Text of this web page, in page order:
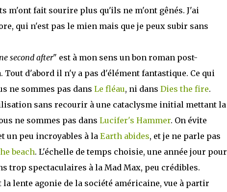
m'ont fait sourire plus qu'ils ne m'ont gênés. J'ai
qui n'est pas le mien mais que je peux subir sans
second after" est à mon sens un bon roman post-
d'abord il n'y a pas d'élément fantastique. Ce qui
ne sommes pas dans Le fléau, ni dans Dies the fire.
sans recourir à une cataclysme initial mettant la
ne sommes pas dans Lucifer's Hammer. On évite
un peu incroyables à la Earth abides, et je ne parle pas
beach. L'échelle de temps choisie, une année jour pour
trop spectaculaires à la Mad Max, peu crédibles.
la lente agonie de la société américaine, vue à partir